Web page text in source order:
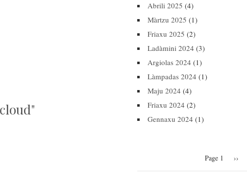
Abrili 2025 (4)
Màrtzu 2025 (1)
Friaxu 2025 (2)
Ladàmini 2024 (3)
Argiolas 2024 (1)
Làmpadas 2024 (1)
Maju 2024 (4)
Friaxu 2024 (2)
Gennaxu 2024 (1)
Page 1 Next
››